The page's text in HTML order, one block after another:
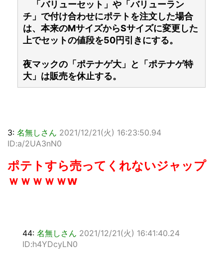
「バリューセット」や「バリューラン
チ」で付け合わせにポテトを注文した場合
は、本来のMサイズからSサイズに変更した
上でセットの値段を50円引きにする。
夜マックの「ポテナゲ大」と「ポテナゲ特
大」は販売を休止する。
3: 名無しさん 2021/12/21(火) 16:23:50.94
ID:a/2UA3nN0
ポテトすら売ってくれないジャップ
ｗｗｗｗｗw
44: 名無しさん 2021/12/21(火) 16:41:40.24
ID:h4YDcyLN0